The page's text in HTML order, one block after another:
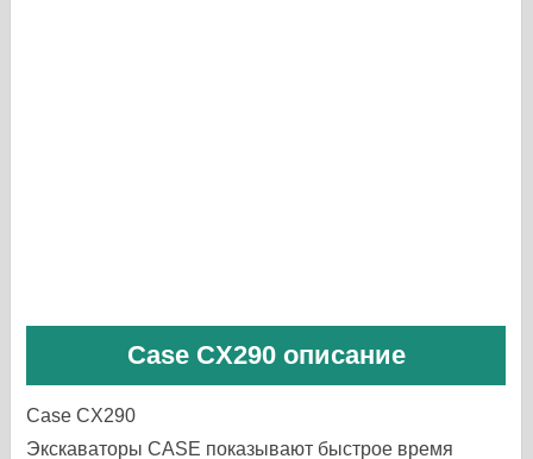
Case CX290 описание
Case CX290
Экскаваторы CASE показывают быстрое время